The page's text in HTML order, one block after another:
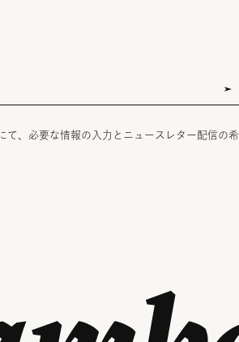
て、必要な情報の入力とニュースレター配信の希